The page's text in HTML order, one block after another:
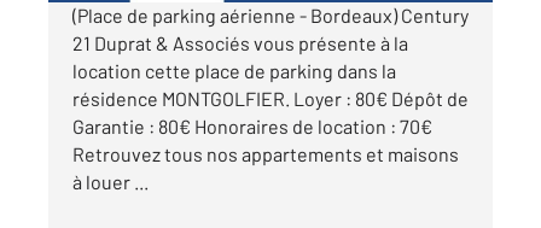
(Place de parking aérienne - Bordeaux) Century
21 Duprat & Associés vous présente à la
location cette place de parking dans la
résidence MONTGOLFIER. Loyer : 80€ Dépôt de
Garantie : 80€ Honoraires de location : 70€
Retrouvez tous nos appartements et maisons
à louer ...